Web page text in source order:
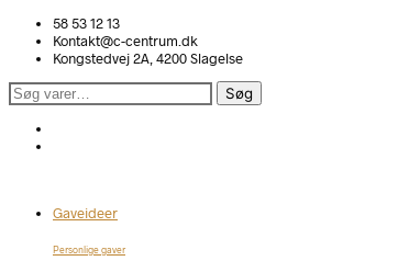
58 53 12 13
Kontakt@c-centrum.dk
Kongstedvej 2A, 4200 Slagelse
Søg
Søg
Gaveideer
Personlige gaver